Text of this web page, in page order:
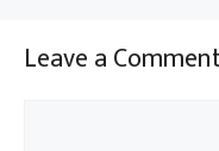
Leave a